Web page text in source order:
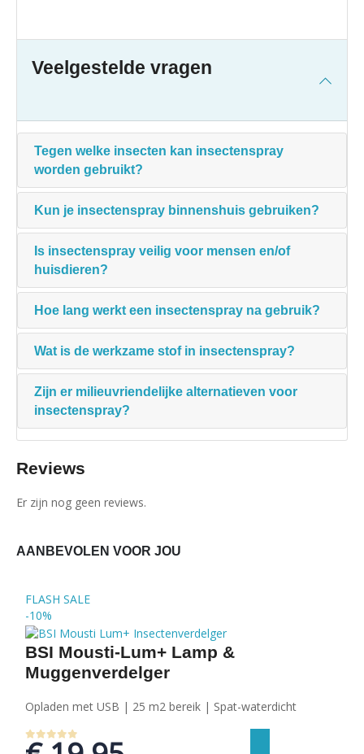
Veelgestelde vragen
Tegen welke insecten kan insectenspray
worden gebruikt?
Kun je insectenspray binnenshuis gebruiken?
Is insectenspray veilig voor mensen en/of
huisdieren?
Hoe lang werkt een insectenspray na gebruik?
Wat is de werkzame stof in insectenspray?
Zijn er milieuvriendelijke alternatieven voor
insectenspray?
Reviews
Er zijn nog geen reviews.
AANBEVOLEN VOOR JOU
FLASH SALE
-10%
BSI Mousti-Lum+ Lamp &
Muggenverdelger
Opladen met USB | 25 m2 bereik | Spat-waterdicht
0out of 5